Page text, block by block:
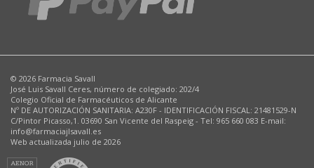
© 2026 Farmacia Savall
José Luis Savall Ceres, número de colegiado: 202/4
Colegio Oficial de Farmacéuticos de Alicante
Nº DE AUTORIZACIÓN SANITARIA: A230F - IDENTIFICACIÓN FISCAL: 21481529-N
C/Pintor Picasso,1. 03690 San Vicente del Raspeig - Tel: 965 660 083 E-mail:
info@farmaciajlsavall.es
Web actualizada julio de 2026